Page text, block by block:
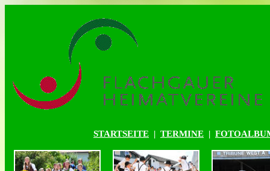
STARTSEITE | TERMINE |